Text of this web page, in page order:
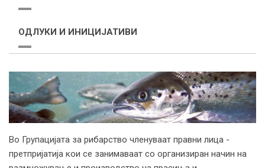
ОДЛУКИ И ИНИЦИЈАТИВИ
Во Групацијата за рибарство членуваат правни лица -
претпријатија кои се занимаваат со организиран начин на